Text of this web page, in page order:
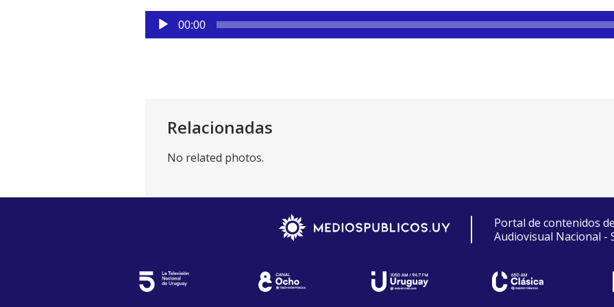
Reproductor
de
00:00
Relacionadas
No related photos.
Portal de contenidos
Audiovisual Nacional -